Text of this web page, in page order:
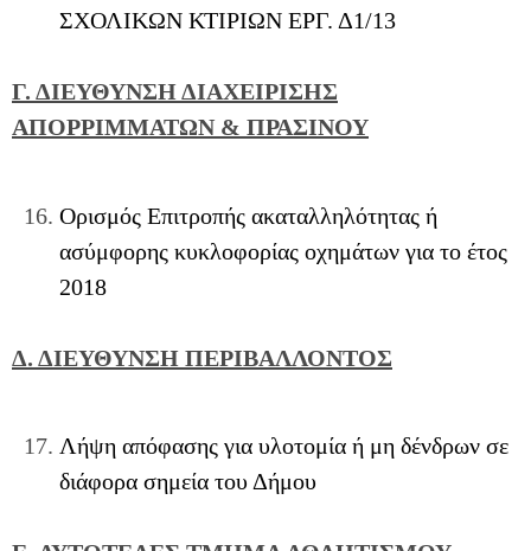
ΣΧΟΛΙΚΩΝ ΚΤΙΡΙΩΝ ΕΡΓ. Δ1/13
Γ. ΔΙΕΥΘΥΝΣΗ ΔΙΑΧΕΙΡΙΣΗΣ
ΑΠΟΡΡΙΜΜΑΤΩΝ & ΠΡΑΣΙΝΟΥ
Ορισμός Επιτροπής ακαταλληλότητας ή
ασύμφορης κυκλοφορίας οχημάτων για το έτος
2018
Δ. ΔΙΕΥΘΥΝΣΗ ΠΕΡΙΒΑΛΛΟΝΤΟΣ
Λήψη απόφασης για υλοτομία ή μη δένδρων σε
διάφορα σημεία του Δήμου